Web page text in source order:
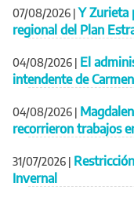
07/08/2026 | Y Zurieta
regional del Plan
04/08/2026 | El
intendente de
04/08/2026 |
recorrieron trabajos
31/07/2026 |
Invernal